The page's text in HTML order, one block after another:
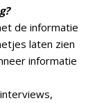
de informatie
laten zien
informatie